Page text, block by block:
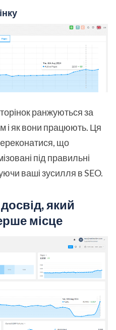
ранжуються за
і як вони працюють. Ця
що
під правильні
ваші зусилля в SEO.
який
місце